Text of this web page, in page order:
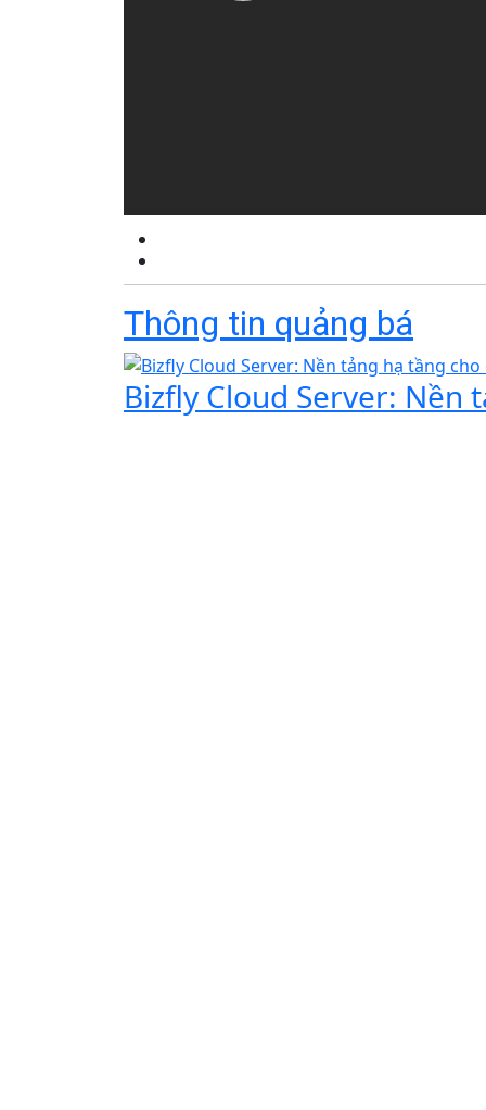
Thông tin quảng bá
Bizfly Cloud Server: Nền